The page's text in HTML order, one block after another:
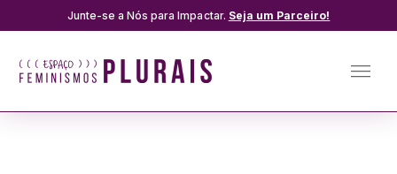
Junte-se a Nós para Impactar. Seja um Parceiro!